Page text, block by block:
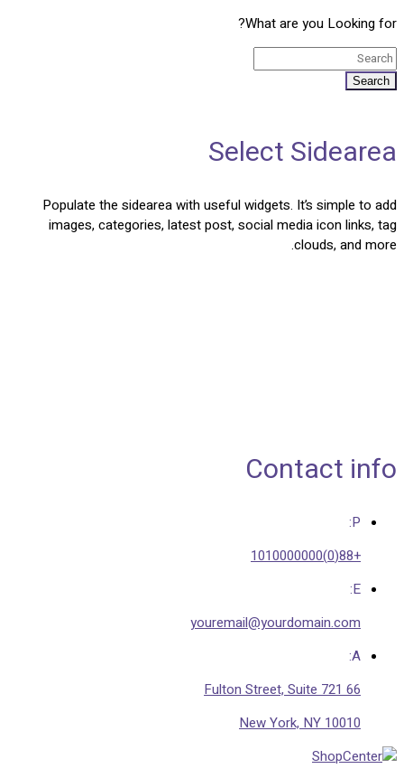
What are you Looking for?
Search
Select Sidearea
Populate the sidearea with useful widgets. It’s simple to add
images, categories, latest post, social media icon links, tag
clouds, and more.
Contact info
P:
+88(0)1010000000
E:
youremail@yourdomain.com
A:
66 Fulton Street, Suite 721
New York, NY 10010